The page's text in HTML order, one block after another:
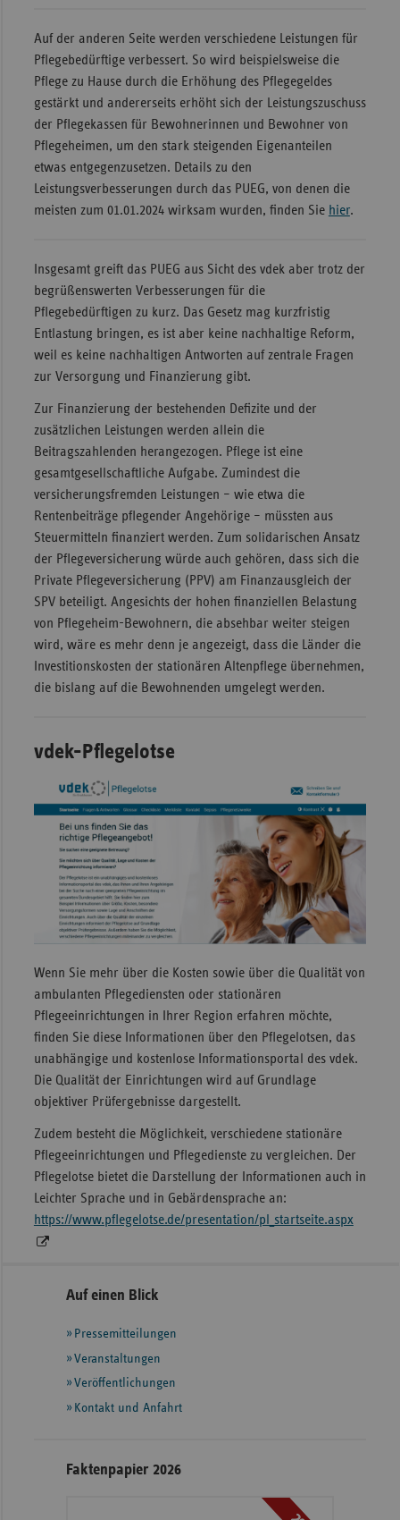
Auf der anderen Seite werden verschiedene Leistungen für
Pflegebedürftige verbessert. So wird beispielsweise die
Pflege zu Hause durch die Erhöhung des Pflegegeldes
gestärkt und andererseits erhöht sich der Leistungszuschuss
der Pflegekassen für Bewohnerinnen und Bewohner von
Pflegeheimen, um den stark steigenden Eigenanteilen
etwas entgegenzusetzen. Details zu den
Leistungsverbesserungen durch das PUEG, von denen die
meisten zum 01.01.2024 wirksam wurden, finden Sie hier.
Insgesamt greift das PUEG aus Sicht des vdek aber trotz der
begrüßenswerten Verbesserungen für die
Pflegebedürftigen zu kurz. Das Gesetz mag kurzfristig
Entlastung bringen, es ist aber keine nachhaltige Reform,
weil es keine nachhaltigen Antworten auf zentrale Fragen
zur Versorgung und Finanzierung gibt.
Zur Finanzierung der bestehenden Defizite und der
zusätzlichen Leistungen werden allein die
Beitragszahlenden herangezogen. Pflege ist eine
gesamtgesellschaftliche Aufgabe. Zumindest die
versicherungsfremden Leistungen – wie etwa die
Rentenbeiträge pflegender Angehörige – müssten aus
Steuermitteln finanziert werden. Zum solidarischen Ansatz
der Pflegeversicherung würde auch gehören, dass sich die
Private Pflegeversicherung (PPV) am Finanzausgleich der
SPV beteiligt. Angesichts der hohen finanziellen Belastung
von Pflegeheim-Bewohnern, die absehbar weiter steigen
wird, wäre es mehr denn je angezeigt, dass die Länder die
Investitionskosten der stationären Altenpflege übernehmen,
die bislang auf die Bewohnenden umgelegt werden.
vdek-Pflegelotse
Wenn Sie mehr über die Kosten sowie über die Qualität von
ambulanten Pflegediensten oder stationären
Pflegeeinrichtungen in Ihrer Region erfahren möchte,
finden Sie diese Informationen über den Pflegelotsen, das
unabhängige und kostenlose Informationsportal des vdek.
Die Qualität der Einrichtungen wird auf Grundlage
objektiver Prüfergebnisse dargestellt.
Zudem besteht die Möglichkeit, verschiedene stationäre
Pflegeeinrichtungen und Pflegedienste zu vergleichen. Der
Pflegelotse bietet die Darstellung der Informationen auch in
Leichter Sprache und in Gebärdensprache an:
https://www.pflegelotse.de/presentation/pl_startseite.aspx
Seitennavigation
Seitenleiste
weiteren
Informationen
Auf einen Blick
Pressemitteilungen
Veranstaltungen
Veröffentlichungen
Kontakt und Anfahrt
Faktenpapier 2026